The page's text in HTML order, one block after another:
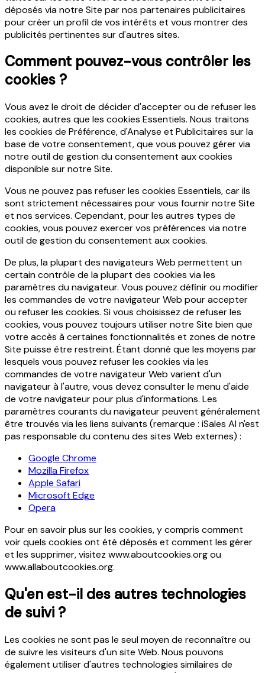
déposés via notre Site par nos partenaires publicitaires
pour créer un profil de vos intérêts et vous montrer des
publicités pertinentes sur d'autres sites.
Comment pouvez-vous contrôler les
cookies ?
Vous avez le droit de décider d'accepter ou de refuser les
cookies, autres que les cookies Essentiels. Nous traitons
les cookies de Préférence, d'Analyse et Publicitaires sur la
base de votre consentement, que vous pouvez gérer via
notre outil de gestion du consentement aux cookies
disponible sur notre Site.
Vous ne pouvez pas refuser les cookies Essentiels, car ils
sont strictement nécessaires pour vous fournir notre Site
et nos services. Cependant, pour les autres types de
cookies, vous pouvez exercer vos préférences via notre
outil de gestion du consentement aux cookies.
De plus, la plupart des navigateurs Web permettent un
certain contrôle de la plupart des cookies via les
paramètres du navigateur. Vous pouvez définir ou modifier
les commandes de votre navigateur Web pour accepter
ou refuser les cookies. Si vous choisissez de refuser les
cookies, vous pouvez toujours utiliser notre Site bien que
votre accès à certaines fonctionnalités et zones de notre
Site puisse être restreint. Étant donné que les moyens par
lesquels vous pouvez refuser les cookies via les
commandes de votre navigateur Web varient d'un
navigateur à l'autre, vous devez consulter le menu d'aide
de votre navigateur pour plus d'informations. Les
paramètres courants du navigateur peuvent généralement
être trouvés via les liens suivants (remarque : iSales AI n'est
pas responsable du contenu des sites Web externes) :
Google Chrome
Mozilla Firefox
Apple Safari
Microsoft Edge
Opera
Pour en savoir plus sur les cookies, y compris comment
voir quels cookies ont été déposés et comment les gérer
et les supprimer, visitez www.aboutcookies.org ou
www.allaboutcookies.org.
Qu'en est-il des autres technologies
de suivi ?
Les cookies ne sont pas le seul moyen de reconnaître ou
de suivre les visiteurs d'un site Web. Nous pouvons
également utiliser d'autres technologies similaires de